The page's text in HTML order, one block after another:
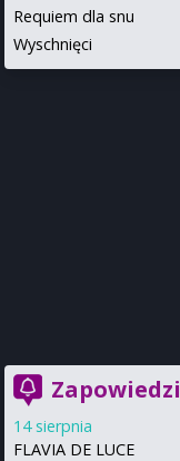
Requiem dla snu
Wyschnięci
Zapowiedzi
14 sierpnia
FLAVIA DE LUCE